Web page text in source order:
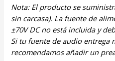
Nota: El producto se
sin carcasa). La fuente de
±70V DC no está incluida y
Si tu fuente de audio entrega
recomendamos añadir un